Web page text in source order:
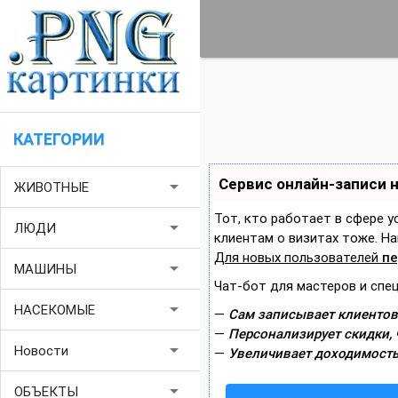
КАТЕГОРИИ
ЖИВОТНЫЕ arrow_drop_down
ЛЮДИ arrow_drop_down
МАШИНЫ arrow_drop_down
НАСЕКОМЫЕ arrow_drop_down
Новости arrow_drop_down
ОБЪЕКТЫ arrow_drop_down
Сервис онлайн-записи
Тот, кто работает в сфере
клиентам о визитах тоже.
Для новых пользователей
Чат-бот для мастеров и
— Сам записывает
— Персонализирует
— Увеличивает